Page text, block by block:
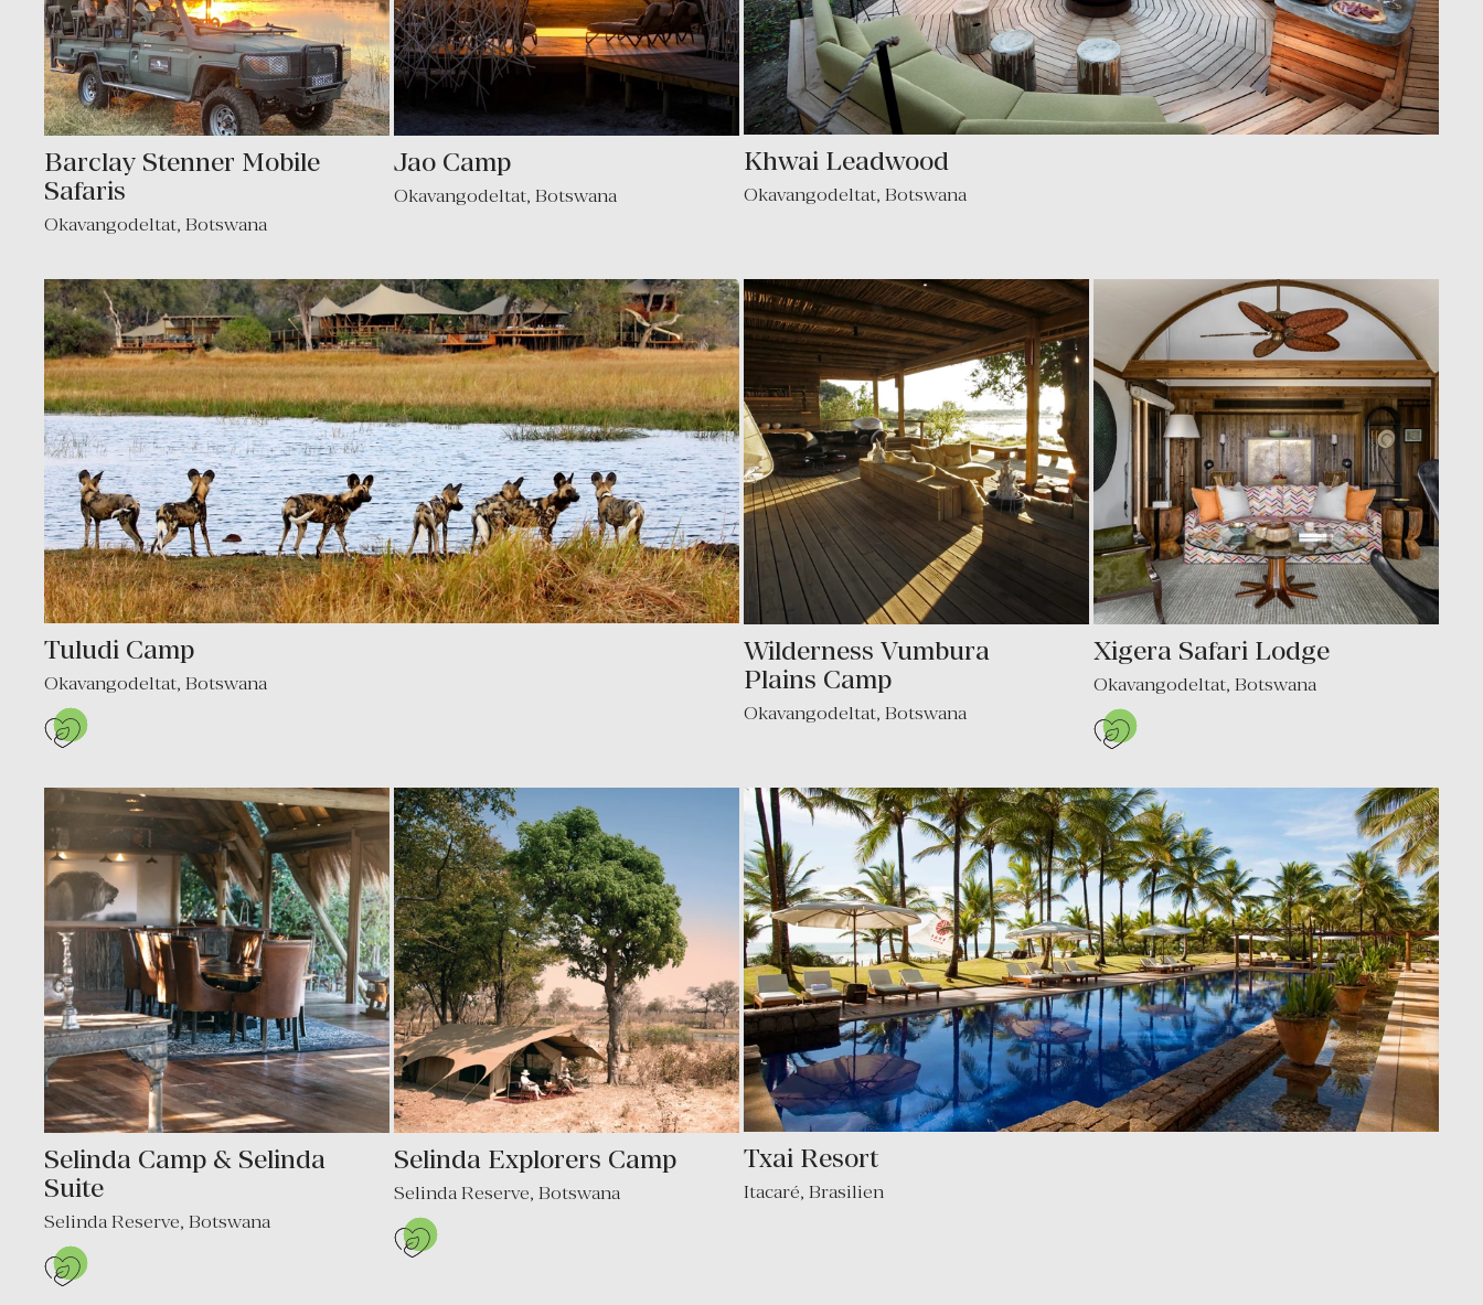
Barclay Stenner Mobile
Safaris
Okavangodeltat, Botswana
Jao Camp
Okavangodeltat, Botswana
Khwai Leadwood
Okavangodeltat, Botswana
Tuludi Camp
Okavangodeltat, Botswana
Wilderness Vumbura
Plains Camp
Okavangodeltat, Botswana
Xigera Safari Lodge
Okavangodeltat, Botswana
Selinda Camp & Selinda
Suite
Selinda Reserve, Botswana
Selinda Explorers Camp
Selinda Reserve, Botswana
Txai Resort
Itacaré, Brasilien